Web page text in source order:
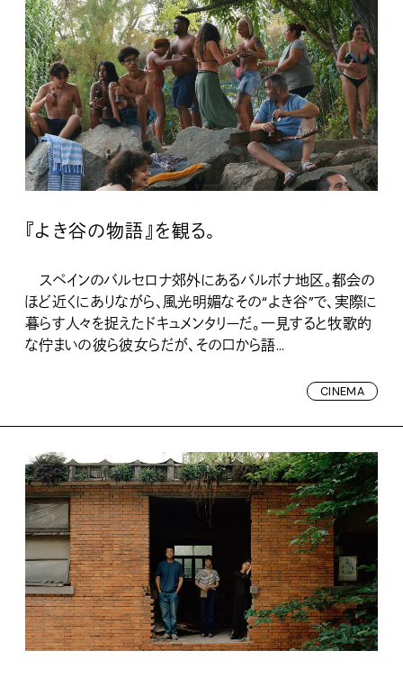
『よき谷の物語』を観る。
スペインのバルセロナ郊外にあるバルボナ地区。都会の
ほど近くにありながら、風光明媚なその“よき谷”で、実際に
暮らす人々を捉えたドキュメンタリーだ。一見すると牧歌的
な佇まいの彼ら彼女らだが、その口から語...
CINEMA